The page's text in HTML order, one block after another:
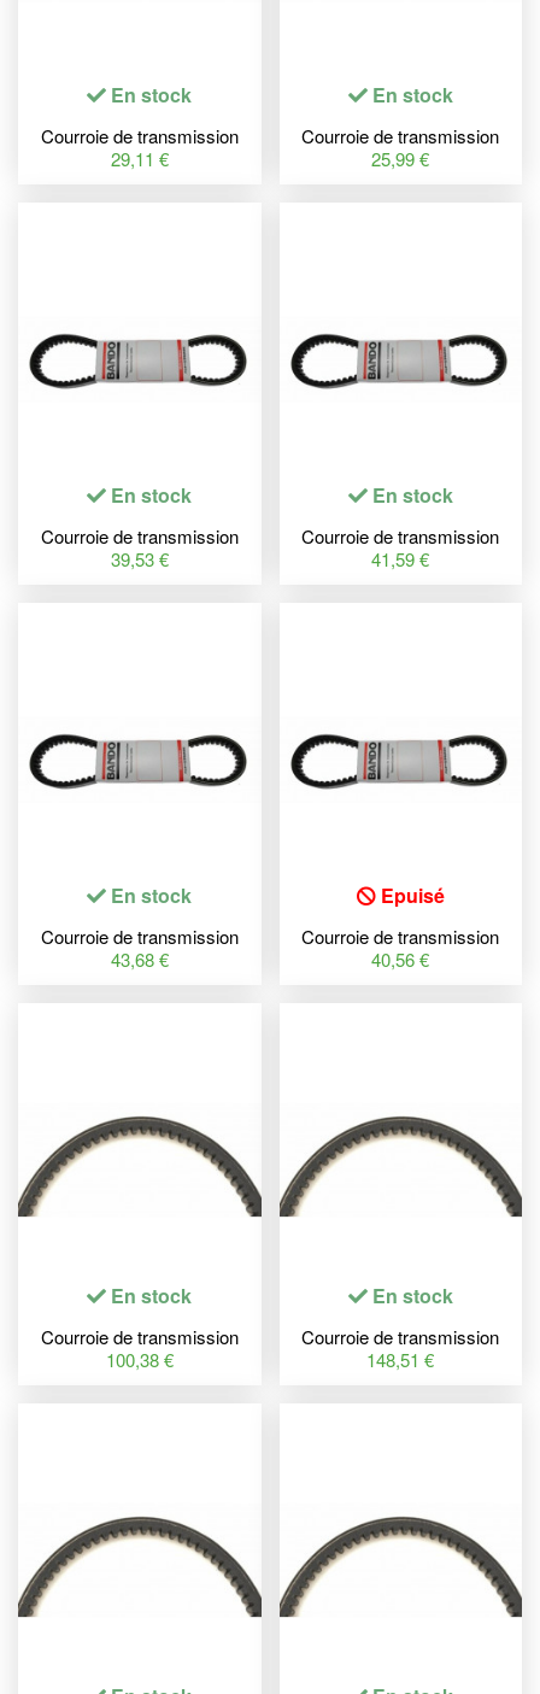
En stock
Courroie de transmission
BANDO Premium
29,11 €
En stock
Courroie de transmission
BANDO Premium
25,99 €
En stock
Courroie de transmission
BANDO Premium
39,53 €
En stock
Courroie de transmission
BANDO Premium
41,59 €
En stock
Courroie de transmission
BANDO Premium
43,68 €
Epuisé
Courroie de transmission
BANDO Premium
40,56 €
En stock
Courroie de transmission
MITSUBOSHI Premium
100,38 €
En stock
Courroie de transmission
MITSUBOSHI Premium
148,51 €